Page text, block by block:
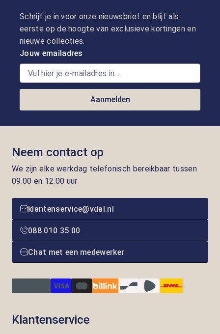
Schrijf je in voor onze nieuwsbrief en blijf als
eerste op de hoogte van exclusieve kortingen en
nieuwe collecties.
Jouw emailadres
Aanmelden
Neem contact op
We zijn elke werkdag telefonisch bereikbaar tussen
09.00 en 12.00 uur
klantenservice@vdal.nl
088 010 35 00
Chat met een medewerker
Klantenservice